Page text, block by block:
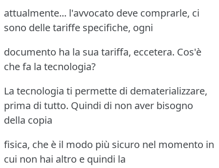
attualmente... l'avvocato deve comprarle, ci
sono delle tariffe specifiche, ogni
documento ha la sua tariffa, eccetera. Cos'è
che fa la tecnologia?
La tecnologia ti permette di dematerializzare,
prima di tutto. Quindi di non aver bisogno
della copia
fisica, che è il modo più sicuro nel momento in
cui non hai altro e quindi la